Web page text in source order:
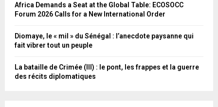
Africa Demands a Seat at the Global Table: ECOSOCC
Forum 2026 Calls for a New International Order
Diomaye, le « mil » du Sénégal : l’anecdote paysanne qui
fait vibrer tout un peuple
La bataille de Crimée (III) : le pont, les frappes et la guerre
des récits diplomatiques